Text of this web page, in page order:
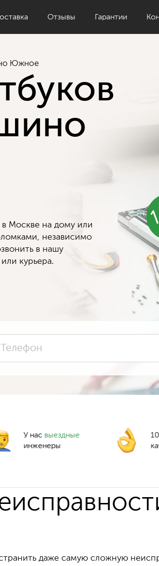
Отзывы Гарантии
Южное
Москве на дому или
независимо
в нашу
курьера.
У нас выездные
инженеры
даже самую сложную